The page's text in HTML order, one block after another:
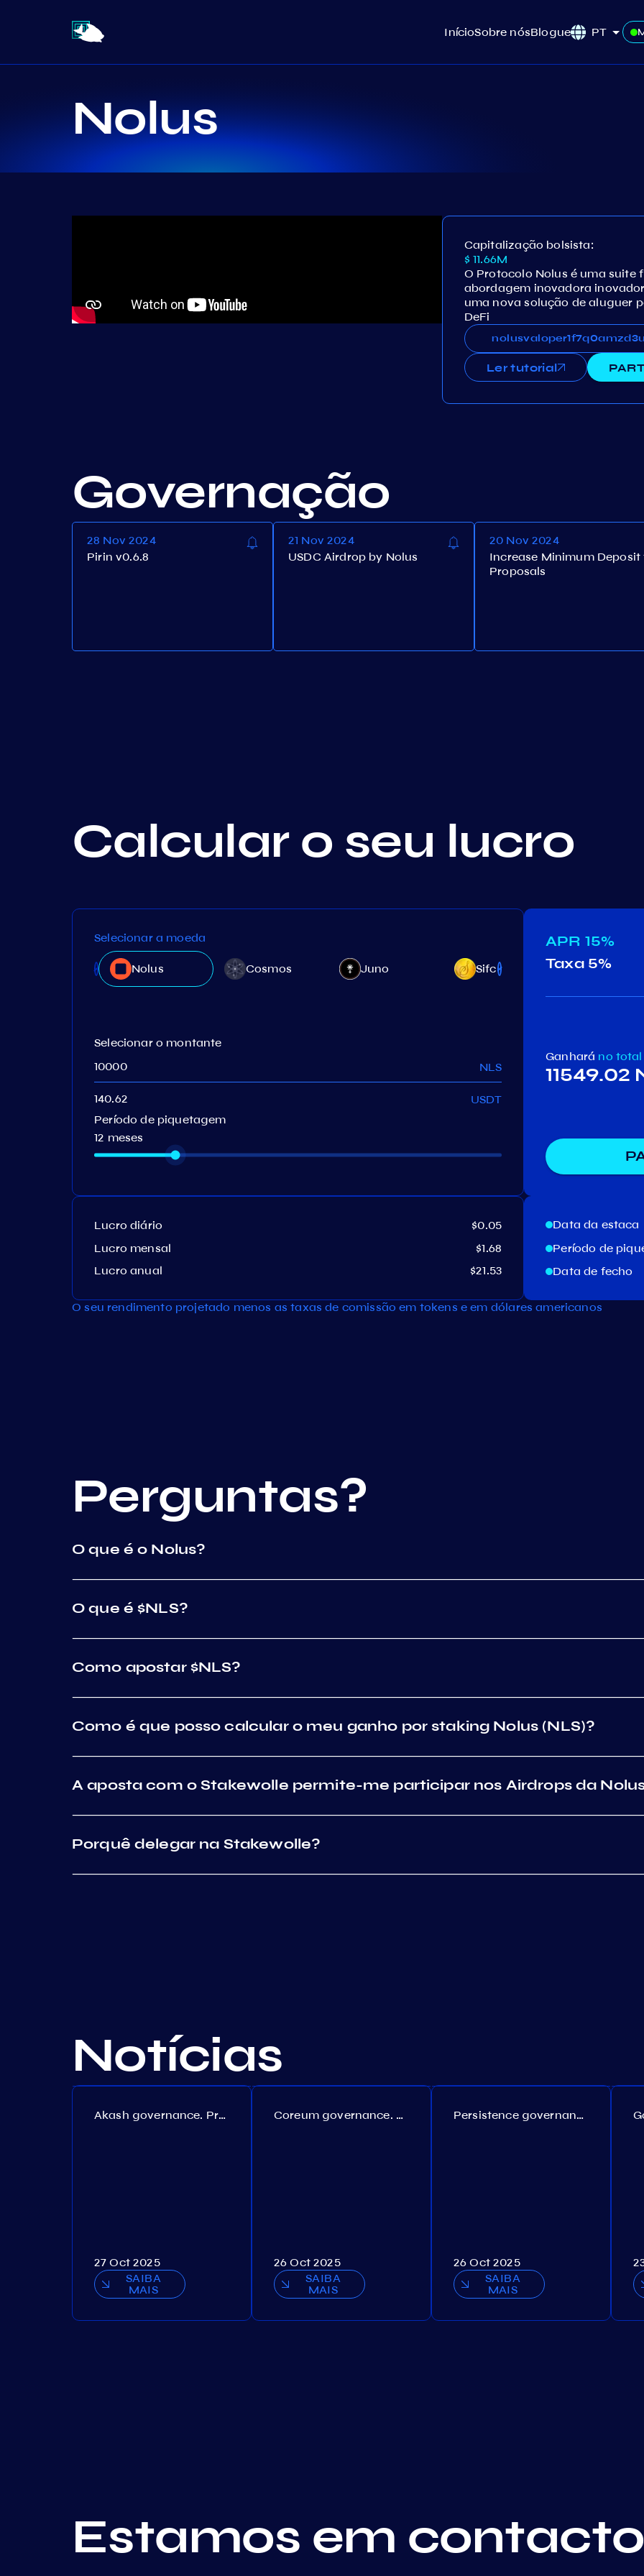
InícioSobre nósBlogue PT
Nolus
Capitalização bolsista:
$ 11.66M
O Protocolo Nolus é uma suite
abordagem inovadora
uma nova solução de aluguer
DeFi
Ler tutorial
Governação
28 Nov 2024
Pirin v0.6.8
21 Nov 2024
USDC Airdrop by Nolus
20 Nov 2024
Increase Minimum Deposit
Proposals
Calcular o seu lucro
Selecionar a moeda
Nolus Cosmos Juno Sifchain Decentr
Selecionar o montante
NLS
USDT
Período de piquetagem
12 meses
Lucro diário
$0.05
Lucro mensal
$1.68
Lucro anual
$21.53
APR 15%
Taxa5%
Ganhará no total
11549.02
Data da estaca
Período de
Data de fecho
O seu rendimento projetado menos as taxas de comissão em tokens e em dólares americanos
Perguntas?
O que é o Nolus?
O que é $NLS?
Como apostar $NLS?
Como é que posso calcular o meu ganho por staking Nolus (NLS)?
A aposta com o Stakewolle permite-me participar nos Airdrops da
Porquê delegar na Stakewolle?
Notícias
Akash governance. Proposal №308
27 Oct 2025
SAIBA
MAIS
Coreum governance. Proposal №22
26 Oct 2025
SAIBA
MAIS
Persistence governance. Proposal №150
26 Oct 2025
SAIBA
MAIS
Estamos em contacto